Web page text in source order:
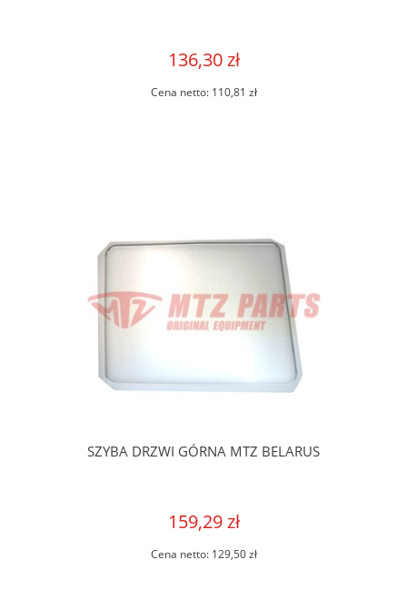
136,30 zł
Cena netto: 110,81 zł
SZYBA DRZWI GÓRNA MTZ BELARUS
159,29 zł
Cena netto: 129,50 zł